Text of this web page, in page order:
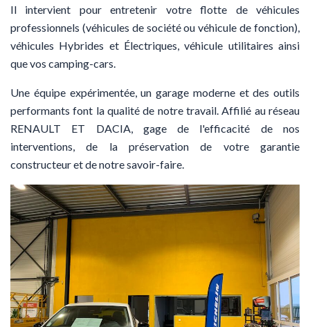
Il intervient pour entretenir votre flotte de véhicules
professionnels (véhicules de société ou véhicule de fonction),
véhicules Hybrides et Électriques, véhicule utilitaires ainsi
que vos camping-cars.
Une équipe expérimentée, un garage moderne et des outils
performants font la qualité de notre travail. Affilié au réseau
RENAULT ET DACIA, gage de l'efficacité de nos
interventions, de la préservation de votre garantie
constructeur et de notre savoir-faire.